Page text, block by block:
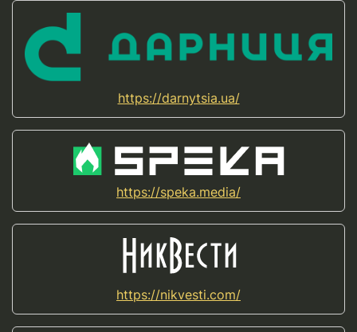
https://darnytsia.ua/
https://speka.media/
https://nikvesti.com/